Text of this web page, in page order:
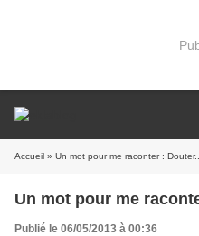
Accueil » Un mot pour me raconter : Douter...
Un mot pour me
Publié le 06/05/2013 à 00:36